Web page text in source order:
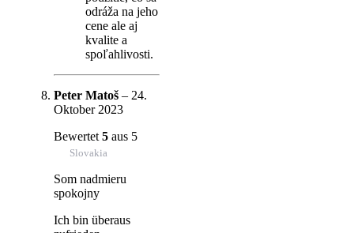
odráža na jeho
cene ale aj
kvalite a
spoľahlivosti.
Peter Matoš – 24.
Oktober 2023
Bewertet 5 aus 5
Slovakia
Som nadmieru
spokojny
Ich bin überaus